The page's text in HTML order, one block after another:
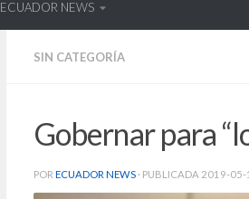
ECUADOR NEWS
SIN CATEGORÍA
Gobernar para
POR ECUADOR NEWS · PUBLICADA 2019-05-